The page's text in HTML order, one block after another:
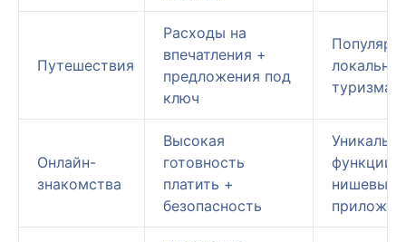
Путешествия
Расходы на
впечатления +
предложения под
ключ
туризма
Онлайн-
знакомства
Высокая
готовность
платить +
безопасность
функции в
нишевых